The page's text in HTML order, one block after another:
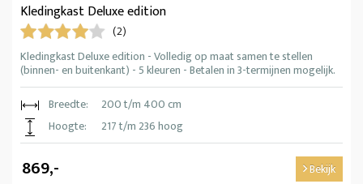
Kledingkast Deluxe edition
(2)
Kledingkast Deluxe edition - Volledig op maat samen te stellen
(binnen- en buitenkant) - 5 kleuren - Betalen in 3-termijnen mogelijk.
Breedte:
200 t/m 400 cm
Hoogte:
217 t/m 236 hoog
869,- Bekijk